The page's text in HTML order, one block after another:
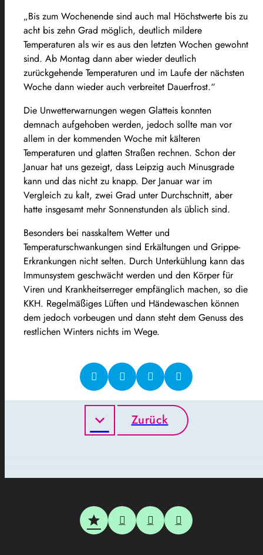
„Bis zum Wochenende sind auch mal Höchstwerte bis zu
acht bis zehn Grad möglich, deutlich mildere
Temperaturen als wir es aus den letzten Wochen gewohnt
sind. Ab Montag dann aber wieder deutlich
zurückgehende Temperaturen und im Laufe der nächsten
Woche dann wieder auch verbreitet Dauerfrost.“
Die Unwetterwarnungen wegen Glatteis konnten
demnach aufgehoben werden, jedoch sollte man vor
allem in der kommenden Woche mit kälteren
Temperaturen und glatten Straßen rechnen. Schon der
Januar hat uns gezeigt, dass Leipzig auch Minusgrade
kann und das nicht zu knapp. Der Januar war im
Vergleich zu kalt, zwei Grad unter Durchschnitt, aber
hatte insgesamt mehr Sonnenstunden als üblich sind.
Besonders bei nasskaltem Wetter und
Temperaturschwankungen sind Erkältungen und Grippe-
Erkrankungen nicht selten. Durch Unterkühlung kann das
Immunsystem geschwächt werden und den Körper für
Viren und Krankheitserreger empfänglich machen, so die
KKH. Regelmäßiges Lüften und Händewaschen können
dem jedoch vorbeugen und dann steht dem Genuss des
restlichen Winters nichts im Wege.
Zurück